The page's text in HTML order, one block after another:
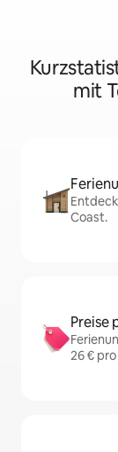
mit
Coast.
Preise
26 €